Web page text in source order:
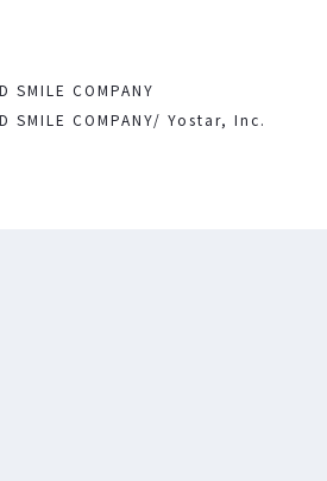
SMILE COMPANY
SMILE COMPANY/ Yostar, Inc.